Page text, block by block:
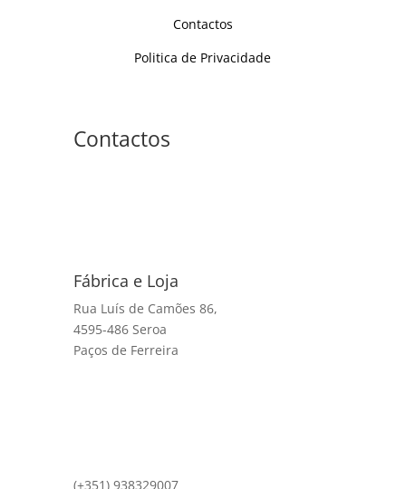
Contactos
Politica de Privacidade
Contactos
Fábrica e Loja
Rua Luís de Camões 86,
4595-486 Seroa
Paços de Ferreira
(+351) 938329007